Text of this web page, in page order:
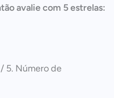
avalie com 5 estrelas:
/ 5. Número de